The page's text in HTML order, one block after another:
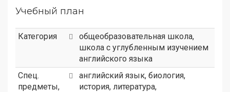
Учебный план
Категория общеобразовательная школа,
школа с углубленным изучением
английского языка
Спец.
предметы,
английский язык, биология,
история, литература,